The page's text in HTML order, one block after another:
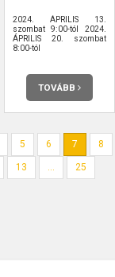
2024. ÁPRILIS 13.
szombat 9:00-tól 2024.
ÁPRILIS 20. szombat
8:00-tól
TOVÁBB
5 6 7 8
13 ... 25